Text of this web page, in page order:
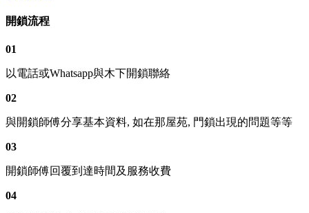
開鎖流程
01
以電話或Whatsapp與木下開鎖聯絡
02
與開鎖師傅分享基本資料, 如在那屋苑, 門鎖出現的問題等等
03
開鎖師傅回覆到達時間及服務收費
04